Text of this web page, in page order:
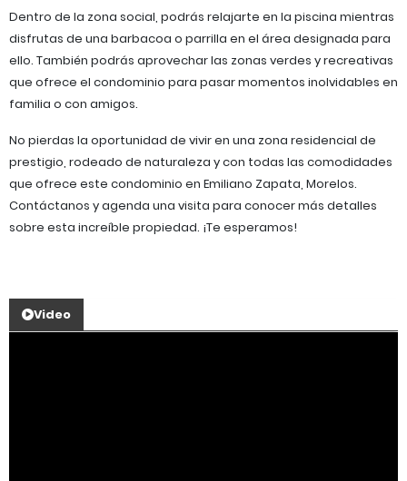
Dentro de la zona social, podrás relajarte en la piscina mientras
disfrutas de una barbacoa o parrilla en el área designada para
ello. También podrás aprovechar las zonas verdes y recreativas
que ofrece el condominio para pasar momentos inolvidables en
familia o con amigos.
No pierdas la oportunidad de vivir en una zona residencial de
prestigio, rodeado de naturaleza y con todas las comodidades
que ofrece este condominio en Emiliano Zapata, Morelos.
Contáctanos y agenda una visita para conocer más detalles
sobre esta increíble propiedad. ¡Te esperamos!
Video